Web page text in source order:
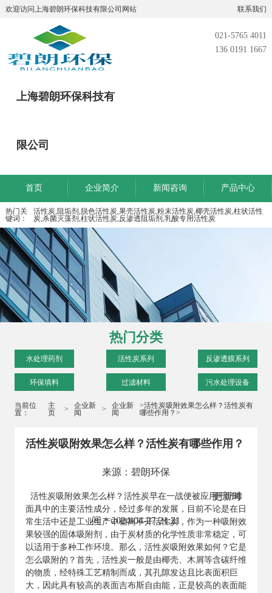
欢迎访问上海碧朗环保科技有限公司网站 联系我们
上海碧朗环保科技有
限公司
021-5765 4011
136 0191 1667
首页 企业简介 新闻咨询 产品中心
热门关
键词：
活性炭,阻垢剂,脱色活性炭,果壳活性炭,粉末活性炭,椰壳活性炭,柱状活性
炭,杀菌灭藻剂,柱状活性炭,反渗透阻垢剂,乳酸专用活性炭
热门分类
水处理药剂 活性炭系列 反渗透膜系列
环保填料 过滤材料 污水处理设备
当前位
置：
主
页
>
企业新
闻
>
企业新
闻
>活性炭吸附效果怎么样？活性炭有
哪些作用？>
活性炭吸附效果怎么样？活性炭有哪些作用？
来源：碧朗环保
更新时
间：2024-04-27 21:21
活性炭吸附效果怎么样？活性炭早在一战便被应用于防毒
面具中的主要活性成分，经过多年的发展，目前不论是在日
常生活中还是工业生产中都离不开活性炭，作为一种吸附效
果较强的固体吸附剂，由于炭材质的化学性质非常稳定，可
以适用于多种工作环境。那么，活性炭吸附效果如何？它是
怎么吸附的？首先，活性炭一般是由椰壳、木屑等含碳纤维
的物质，经特殊工艺精制而成，其孔隙发达且比表面积巨
大，因此具有较高的表面吉布斯自由能，正是较高的表面能